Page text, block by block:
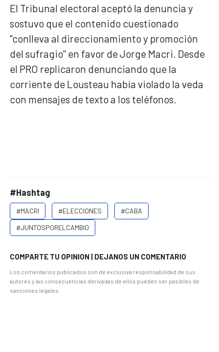
El Tribunal electoral aceptó la denuncia y
sostuvo que el contenido cuestionado
"conlleva al direccionamiento y promoción
del sufragio" en favor de Jorge Macri. Desde
el PRO replicaron denunciando que la
corriente de Lousteau había violado la veda
con mensajes de texto a los teléfonos.
#Hashtag
#MACRI #ELECCIONES
#CABA
#JUNTOSPORELCAMBIO
COMPARTE TU OPINION | DEJANOS UN COMENTARIO
Los comentarios publicados son de exclusiva responsabilidad de sus
autores y las consecuencias derivadas de ellos pueden ser pasibles de
sanciones legales.